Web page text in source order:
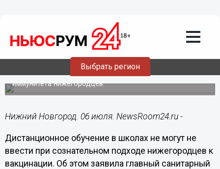
Выбрать регион
Нижегородские власти не дают
прогнозов по дистанту для
школьников в сентябре
Это будет зависеть от уровня коллективного
иммунитета нижегородцев.
Нижний Новгород. 06 июля. NewsRoom24.ru -
Дистанционное обучение в школах не могут не
ввести при сознательном подходе нижегородцев к
вакцинации. Об этом заявила главный санитарный